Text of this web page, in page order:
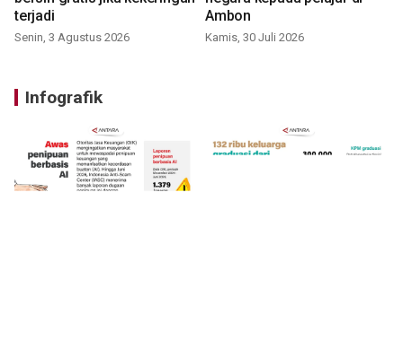
terjadi
Senin, 3 Agustus 2026
Ambon
Kamis, 30 Juli 2026
Infografik